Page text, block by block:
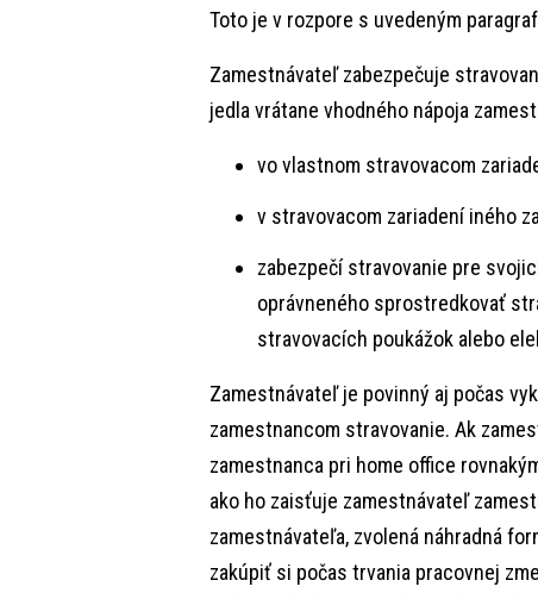
Toto je v rozpore s uvedeným
Zamestnávateľ zabezpečuje
jedla vrátane vhodného nápoja
vo vlastnom stravovacom
v stravovacom zariadení iného
zabezpečí stravovanie pre
oprávneného sprostredkovať
stravovacích poukážok alebo
Zamestnávateľ je povinný aj počas
zamestnancom stravovanie. Ak
zamestnanca pri home office
ako ho zaisťuje zamestnávateľ
zamestnávateľa, zvolená náhradná
zakúpiť si počas trvania pracovnej